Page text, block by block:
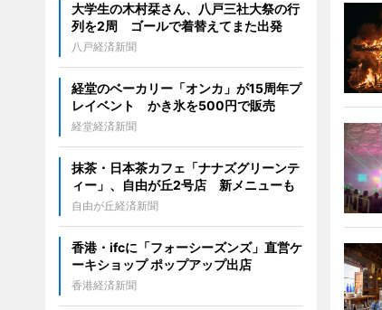
大学生の木村栞さん、八戸三社大祭の行
列を2周 ゴールで着替えてまた出発
八戸経済新聞
経堂のベーカリー「オンカ」が15周年プ
レイベント かき氷を500円で販売
経堂経済新聞
抹茶・日本茶カフェ「ナナズグリーンテ
ィー」、自由が丘2号店 新メニューも
自由が丘経済新聞
香港・ifcに「フォーシーズンズ」直営ケ
ーキショップ ポップアップ出店
香港経済新聞